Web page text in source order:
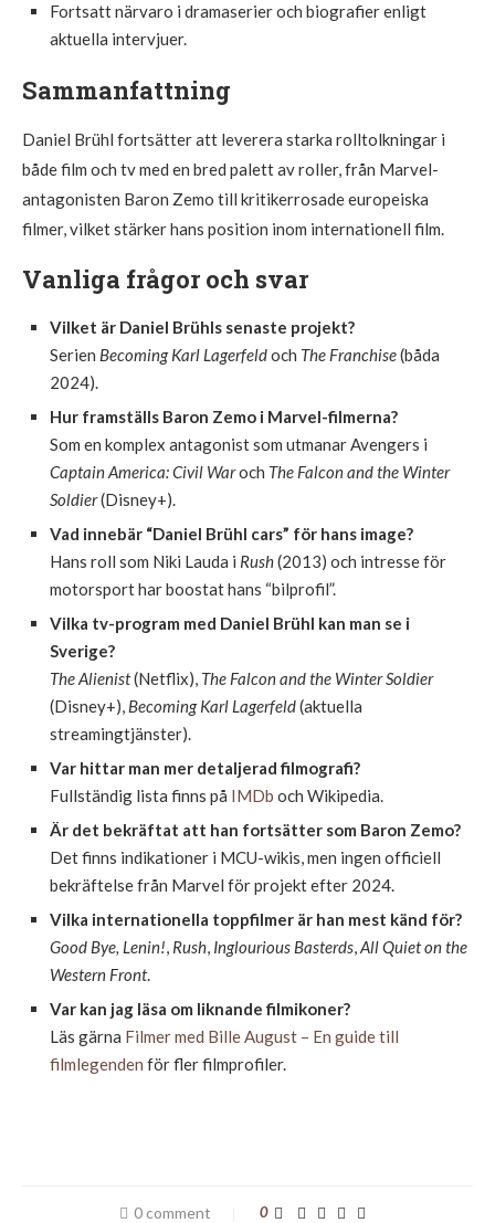
Fortsatt närvaro i dramaserier och biografier enligt
aktuella intervjuer.
Sammanfattning
Daniel Brühl fortsätter att leverera starka rolltolkningar i
både film och tv med en bred palett av roller, från Marvel-
antagonisten Baron Zemo till kritikerrosade europeiska
filmer, vilket stärker hans position inom internationell film.
Vanliga frågor och svar
Vilket är Daniel Brühls senaste projekt?
Serien Becoming Karl Lagerfeldoch The Franchise(båda
2024).
Hur framställs Baron Zemo i Marvel-filmerna?
Som en komplex antagonist som utmanar Avengers i
Captain America: Civil Waroch The Falcon and the Winter
Soldier(Disney+).
Vad innebär “Daniel Brühl cars” för hans image?
Hans roll som Niki Lauda i Rush(2013) och intresse för
motorsport har boostat hans “bilprofil”.
Vilka tv-program med Daniel Brühl kan man se i
Sverige?
The Alienist(Netflix), The Falcon and the Winter Soldier
(Disney+), Becoming Karl Lagerfeld(aktuella
streamingtjänster).
Var hittar man mer detaljerad filmografi?
Fullständig lista finns på IMDb och Wikipedia.
Är det bekräftat att han fortsätter som Baron Zemo?
Det finns indikationer i MCU-wikis, men ingen officiell
bekräftelse från Marvel för projekt efter 2024.
Vilka internationella toppfilmer är han mest känd för?
Good Bye, Lenin!, Rush, Inglourious Basterds,All Quiet on the
Western Front.
Var kan jag läsa om liknande filmikoner?
Läs gärna Filmer med Bille August – En guide till
filmlegenden för fler filmprofiler.
0 comment 0